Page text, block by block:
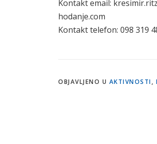
Kontakt email:
hodanje.com
Kontakt telefon: 098 319
OBJAVLJENO U AKTIVNOSTI,